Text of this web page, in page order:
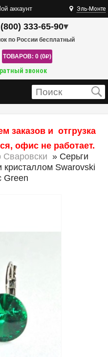
аккаунт Эль-Монте
333-65-90▾
по России бесплатный
ТОВАРОВ: 0 (0R)
звонок
заказов и отгрузка
офис не работает.
Сваровски » Серьги
Swarovski
Green